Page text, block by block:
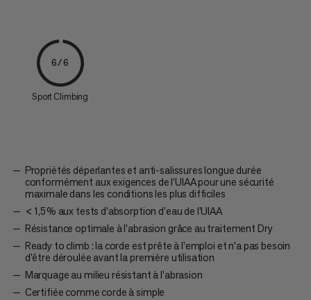
6/6
Sport Climbing
Propriétés déperlantes et anti-salissures longue durée
conformément aux exigences de l’UIAA pour une sécurité
maximale dans les conditions les plus difficiles
< 1,5 % aux tests d’absorption d’eau de l’UIAA
Résistance optimale à l’abrasion grâce au traitement Dry
Ready to climb : la corde est prête à l'emploi et n'a pas besoin
d'être déroulée avant la première utilisation
Marquage au milieu résistant à l'abrasion
Certifiée comme corde à simple